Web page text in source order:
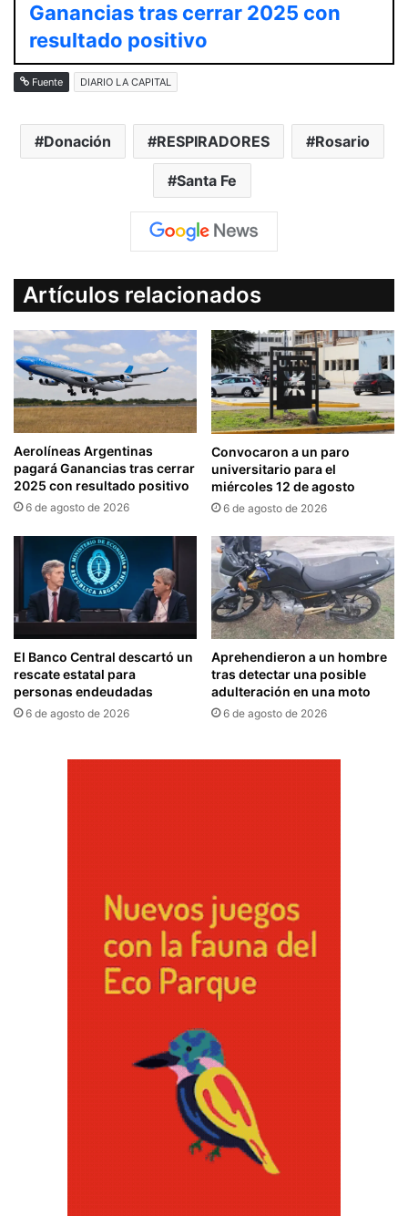
Ganancias tras cerrar 2025 con
resultado positivo
Fuente DIARIO LA CAPITAL
Donación RESPIRADORES Rosario
Santa Fe
Artículos relacionados
Aerolíneas Argentinas
pagará Ganancias tras cerrar
2025 con resultado positivo
6 de agosto de 2026
Convocaron a un paro
universitario para el
miércoles 12 de agosto
6 de agosto de 2026
El Banco Central descartó un
rescate estatal para
personas endeudadas
6 de agosto de 2026
Aprehendieron a un hombre
tras detectar una posible
adulteración en una moto
6 de agosto de 2026